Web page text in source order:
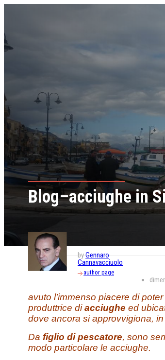
Blog–acciughe in
byGennaro
Cannavacciuolo
author page
avuto l’immenso piacere di
produttrice diacciughe ed
dove ancora si approvvigiona, in
Da figlio di pescatore, sono
modo particolare le acciughe.